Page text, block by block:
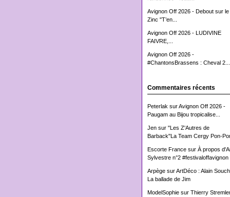
Avignon Off 2026 - Debout sur le
Zinc "T’en...
Avignon Off 2026 - LUDIVINE
FAIVRE,...
Avignon Off 2026 -
#ChantonsBrassens : Cheval 2...
Commentaires récents
Peterlak surAvignon Off 2026 -
Paugam au Bijou tropicalise...
Jensur "Les Z'Autres de
Barback"La Team Cergy Pon-
Escorte Francesur À propos
Sylvestre n°2 #festivaloffavignon
ArpègesurArtDéco : Alain
La ballade de Jim
ModelSophiesur Thierry